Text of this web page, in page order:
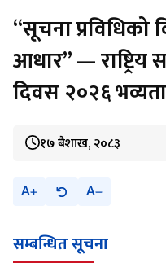
“सूचना प्रविधिको
आधार” — राष्ट्रिय
दिवस २०२६
१७ बैशाख, २०८३
A A
सम्बन्धित सूचना